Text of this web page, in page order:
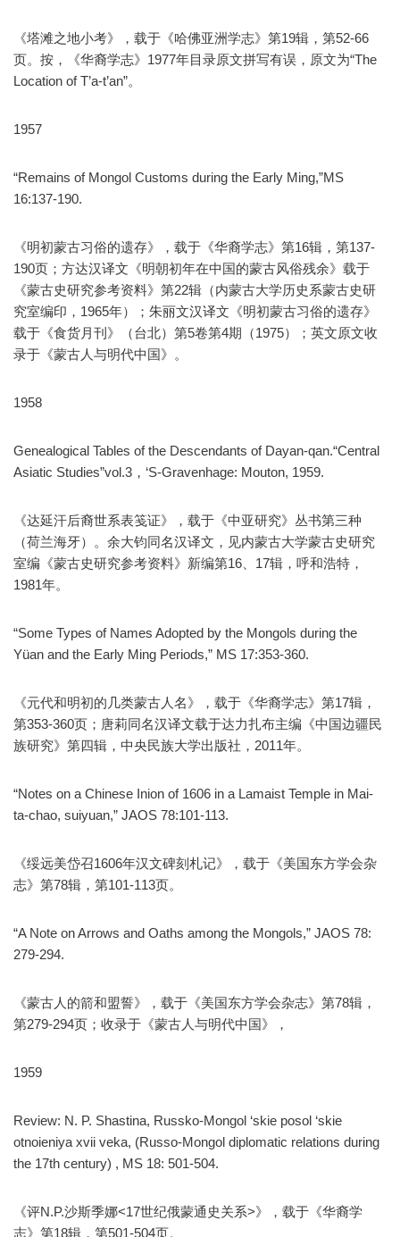
《塔滩之地小考》，载于《哈佛亚洲学志》第19辑，第52-66
页。按，《华裔学志》1977年目录原文拼写有误，原文为“The
Location of T’a-t’an”。
1957
“Remains of Mongol Customs during the Early Ming,”MS
16:137-190.
《明初蒙古习俗的遗存》，载于《华裔学志》第16辑，第137-
190页；方达汉译文《明朝初年在中国的蒙古风俗残余》载于
《蒙古史研究参考资料》第22辑（内蒙古大学历史系蒙古史研
究室编印，1965年）；朱丽文汉译文《明初蒙古习俗的遗存》
载于《食货月刊》（台北）第5卷第4期（1975）；英文原文收
录于《蒙古人与明代中国》。
1958
Genealogical Tables of the Descendants of Dayan-qan.“Central
Asiatic Studies”vol.3，‘S-Gravenhage: Mouton, 1959.
《达延汗后裔世系表笺证》，载于《中亚研究》丛书第三种
（荷兰海牙）。余大钧同名汉译文，见内蒙古大学蒙古史研究
室编《蒙古史研究参考资料》新编第16、17辑，呼和浩特，
1981年。
“Some Types of Names Adopted by the Mongols during the
Yüan and the Early Ming Periods,” MS 17:353-360.
《元代和明初的几类蒙古人名》，载于《华裔学志》第17辑，
第353-360页；唐莉同名汉译文载于达力扎布主编《中国边疆民
族研究》第四辑，中央民族大学出版社，2011年。
“Notes on a Chinese Inion of 1606 in a Lamaist Temple in Mai-
ta-chao, suiyuan,” JAOS 78:101-113.
《绥远美岱召1606年汉文碑刻札记》，载于《美国东方学会杂
志》第78辑，第101-113页。
“A Note on Arrows and Oaths among the Mongols,” JAOS 78:
279-294.
《蒙古人的箭和盟誓》，载于《美国东方学会杂志》第78辑，
第279-294页；收录于《蒙古人与明代中国》，
1959
Review: N. P. Shastina, Russko-Mongol ‘skie posol ‘skie
otnoieniya xvii veka, (Russo-Mongol diplomatic relations during
the 17th century) , MS 18: 501-504.
《评N.P.沙斯季娜<17世纪俄蒙通史关系>》，载于《华裔学
志》第18辑，第501-504页。